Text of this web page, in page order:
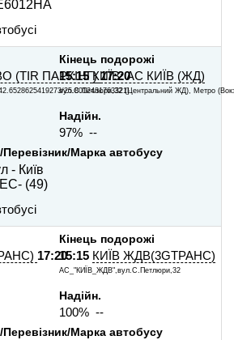
(TIR ПАРКІНГ)17:20
25.8012431763321}
Кінець подорожі
15:15КИЇВ: АС КИЇВ (ЖД)
вул.С.Петлюри,32 (Центральний ЖД), Метро
Надійн.
97% --
Марка автобусу
- Київ
(49)
17:20
Кінець подорожі
15:15 КИЇВ ЖДВ(3GТРАНС)
АС_"КИЇВ_ЖДВ",вул.С.Петлюри,32
Надійн.
100% --
Марка автобусу